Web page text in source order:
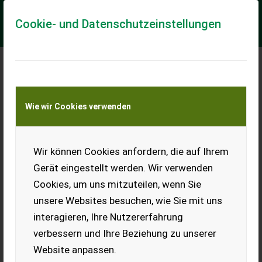
Cookie- und Datenschutzeinstellungen
Wie wir Cookies verwenden
Wir können Cookies anfordern, die auf Ihrem
Gerät eingestellt werden. Wir verwenden
Cookies, um uns mitzuteilen, wenn Sie
unsere Websites besuchen, wie Sie mit uns
interagieren, Ihre Nutzererfahrung
verbessern und Ihre Beziehung zu unserer
Website anpassen.
hinten (verstärkt) - Power-
Shuttle (hydraulische
Wendeschaltung) -
Hydraulische
Zapfwellenkuppl...
EUR 104.490
MwSt.